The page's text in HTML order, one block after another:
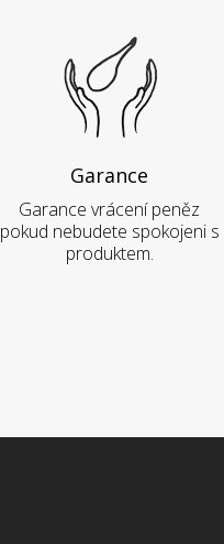
Garance
Garance vrácení peněz
pokud nebudete spokojeni s
produktem.